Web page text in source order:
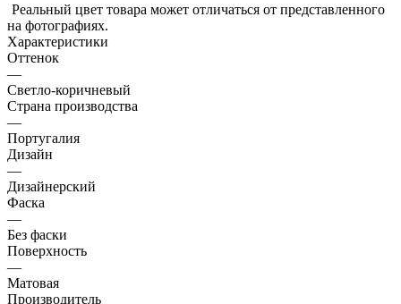
Реальный цвет товара может отличаться от представленного
на фотографиях.
Характеристики
Оттенок
—
Светло-коричневый
Страна производства
—
Португалия
Дизайн
—
Дизайнерский
Фаска
—
Без фаски
Поверхность
—
Матовая
Производитель